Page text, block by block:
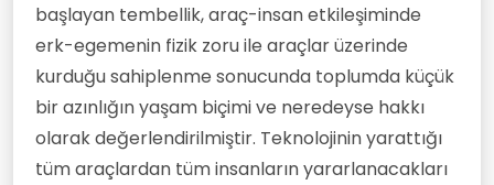
başlayan tembellik, araç-insan etkileşiminde
erk-egemenin fizik zoru ile araçlar üzerinde
kurduğu sahiplenme sonucunda toplumda küçük
bir azınlığın yaşam biçimi ve neredeyse hakkı
olarak değerlendirilmiştir. Teknolojinin yarattığı
tüm araçlardan tüm insanların yararlanacakları